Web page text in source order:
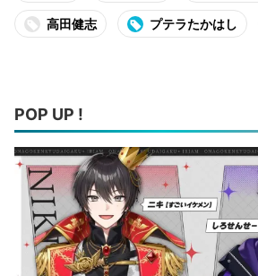
高田健志 プテラたかはし
POP UP !